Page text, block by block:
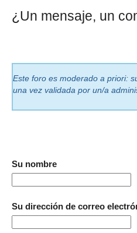
¿Un mensaje, un
Este foro es moderado a priori:
una vez validada por un/a
Su nombre
Su dirección de correo